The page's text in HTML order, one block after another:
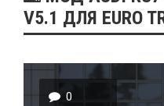
V5.1 ДЛЯ EURO
0